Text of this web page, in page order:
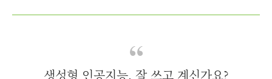
생성형 인공지능, 잘 쓰고 계신가요?